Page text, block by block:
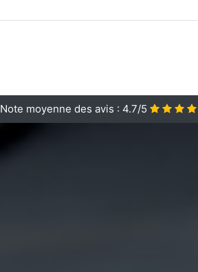
Note moyenne des avis : 4.7/5